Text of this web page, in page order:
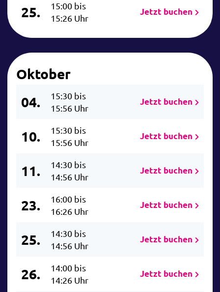
25.
15:00 bis
15:26 Uhr
Jetzt buchen
Oktober
04.
15:30 bis
15:56 Uhr
Jetzt buchen
10.
15:30 bis
15:56 Uhr
Jetzt buchen
11.
14:30 bis
14:56 Uhr
Jetzt buchen
23.
16:00 bis
16:26 Uhr
Jetzt buchen
25.
14:30 bis
14:56 Uhr
Jetzt buchen
26.
14:00 bis
14:26 Uhr
Jetzt buchen